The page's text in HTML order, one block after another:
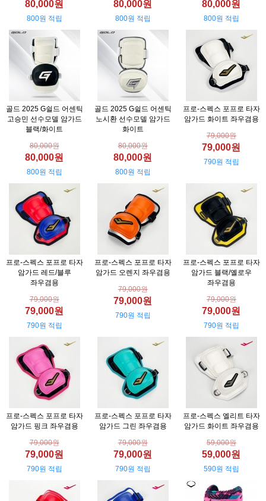
80,000원
800원 적립
80,000원
800원 적립
80,000원
800원 적립
골드 2025 G쉴드 어센틱
고승민 선수모델 암가드
블랙/화이트
80,000원
80,000원
800원 적립
골드 2025 G쉴드 어센틱
노시환 선수모델 암가드
화이트
80,000원
80,000원
800원 적립
프로-스펙스 포프로 타자
암가드 화이트 좌우겸용
79,000원
79,000원
790원 적립
프로-스펙스 포프로 타자
암가드 레드/블루
좌우겸용
79,000원
79,000원
790원 적립
프로-스펙스 포프로 타자
암가드 오렌지 좌우겸용
79,000원
79,000원
790원 적립
프로-스펙스 포프로 타자
암가드 블랙/옐로우
좌우겸용
79,000원
79,000원
790원 적립
프로-스펙스 포프로 타자
암가드 핑크 좌우겸용
79,000원
79,000원
790원 적립
프로-스펙스 포프로 타자
암가드 그린 좌우겸용
79,000원
79,000원
790원 적립
프로-스펙스 엘리트 타자
암가드 화이트 좌우겸용
59,000원
59,000원
590원 적립